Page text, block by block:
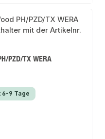
PZD/TX WERA
9 Tage